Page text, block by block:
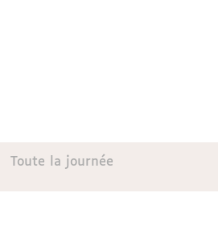
Toute la journée